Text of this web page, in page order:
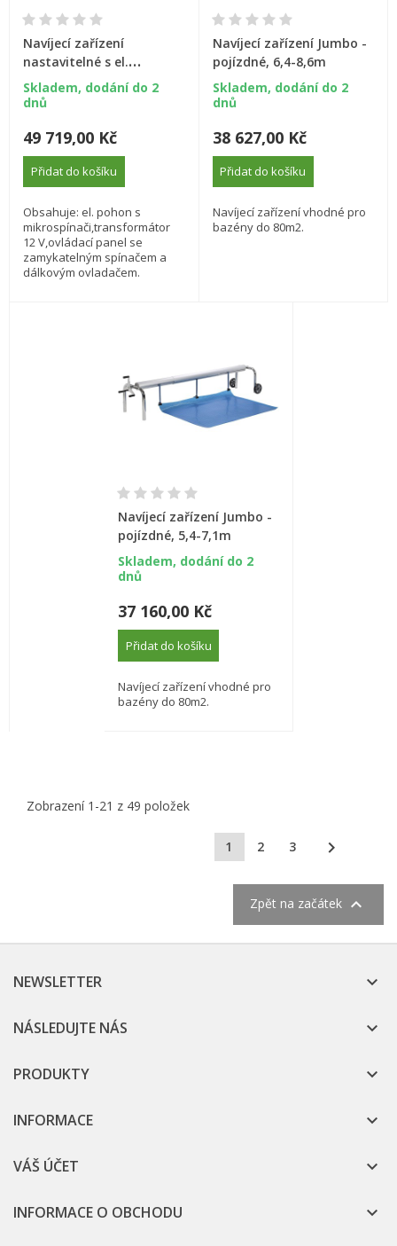
Navíjecí zařízení
nastavitelné s el.
pohonem a teleskopickou
tyčí - 5,4-7,1 m
Skladem, dodání do 2
dnů
49 719,00 Kč
Přidat do košíku
Obsahuje: el. pohon s
mikrospínači,transformátor
12 V,ovládací panel se
zamykatelným spínačem a
dálkovým ovladačem.
Navíjecí zařízení Jumbo -
pojízdné, 6,4-8,6m
Skladem, dodání do 2
dnů
38 627,00 Kč
Přidat do košíku
Navíjecí zařízení vhodné pro
bazény do 80m2.
Navíjecí zařízení Jumbo -
pojízdné, 5,4-7,1m
Skladem, dodání do 2
dnů
37 160,00 Kč
Přidat do košíku
Navíjecí zařízení vhodné pro
bazény do 80m2.
Zobrazení 1-21 z 49 položek
1 2 3 
Zpět na začátek 
NEWSLETTER 
NÁSLEDUJTE NÁS 
PRODUKTY 
INFORMACE 
VÁŠ ÚČET 
INFORMACE O OBCHODU 